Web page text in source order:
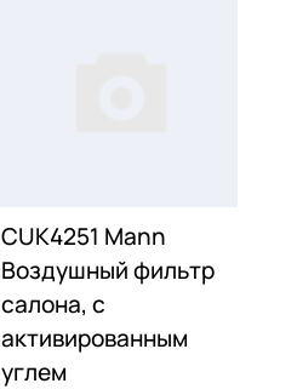
CUK4251 Mann
Воздушный фильтр
салона, с
активированным
углем